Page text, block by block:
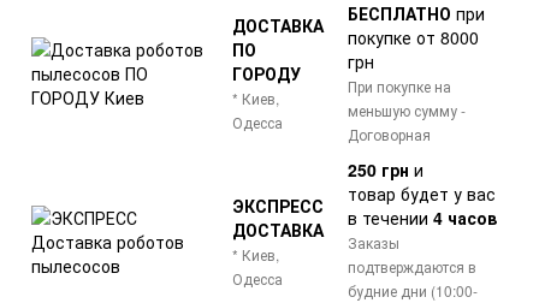
ДОСТАВКА
ПО
ГОРОДУ
* Киев,
Одесса
БЕСПЛАТНО при
покупке от 8000
грн
При покупке на
меньшую сумму -
Договорная
ЭКСПРЕСС
ДОСТАВКА
* Киев,
Одесса
250 грн и
товар будет у вас
в течении 4 часов
Заказы
подтверждаются в
будние дни (10:00-